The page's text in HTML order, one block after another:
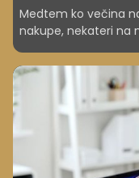
Medtem ko večina
nakupe, nekateri na
Divine.